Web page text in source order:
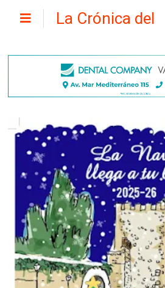
La Crónica del